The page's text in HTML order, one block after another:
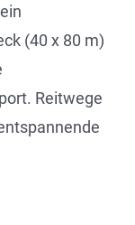
(40 x 80 m)
Reitwege